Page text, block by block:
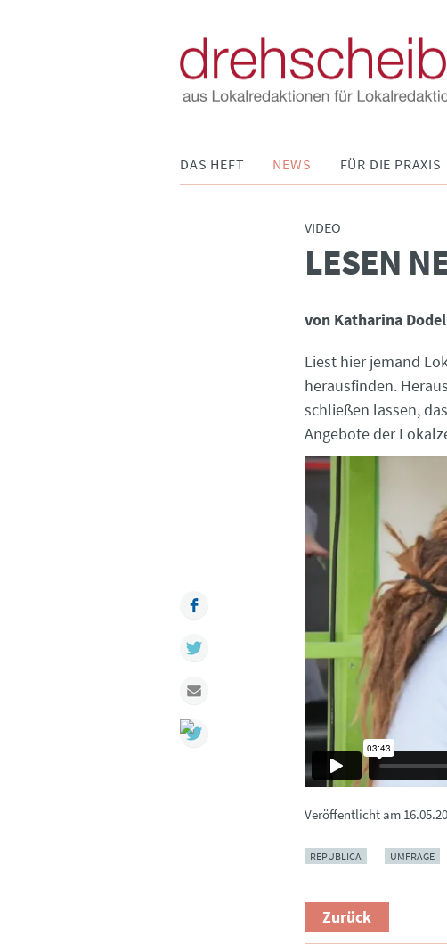
DAS HEFT NEWS FÜR DIE PRAXIS
VIDEO
LESEN
von Katharina Dodel
Liest hier jemand
herausfinden.
schließen lassen,
Angebote der
Veröffentlicht am
REPUBLICA UMFRAGE
Zurück